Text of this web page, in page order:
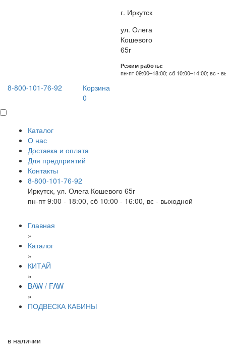
г. Иркутск
ул. Олега
Кошевого
65г
Режим работы:
пн-пт 09:00–18:00; сб 10:00–14:00; вс -
8-800-101-76-92
Корзина
0
Каталог
О нас
Доставка и оплата
Для предприятий
Контакты
8-800-101-76-92
Иркутск, ул. Олега Кошевого 65г
пн-пт 9:00 - 18:00, сб 10:00 - 16:00, вс - выходной
Главная
»
Каталог
»
КИТАЙ
»
BAW / FAW
»
ПОДВЕСКА КАБИНЫ
в наличии